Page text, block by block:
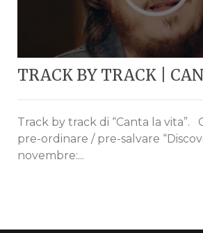
TRACK BY TRACK |
Track by track di “Canta la vita”.
pre-ordinare / pre-salvare
novembre:...